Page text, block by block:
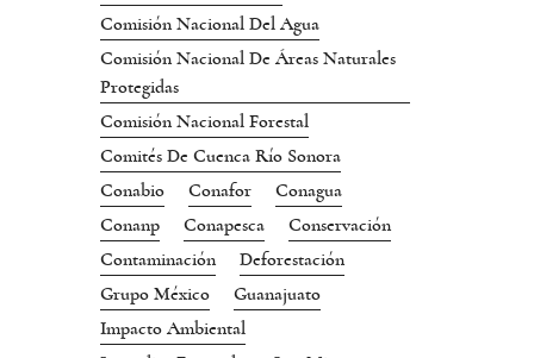
Comisión Nacional Del Agua
Comisión Nacional De Áreas Naturales
Protegidas
Comisión Nacional Forestal
Comités De Cuenca Río Sonora
Conabio
Conafor
Conagua
Conanp
Conapesca
Conservación
Contaminación
Deforestación
Grupo México
Guanajuato
Impacto Ambiental